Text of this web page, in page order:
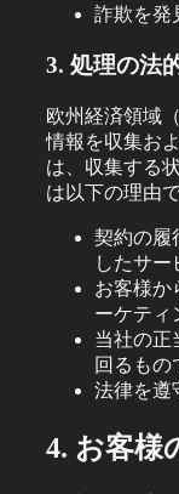
詐欺を発
3. 処理の法
欧州経済領域
情報を収集お
は、収集する
は以下の理由
契約の履
したサー
お客様か
ーケティ
当社の正
回るもの
法律を遵
4. お客様